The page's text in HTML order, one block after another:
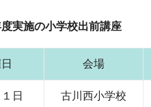
実施の小学校出前講座
会場
日 古川西小学校